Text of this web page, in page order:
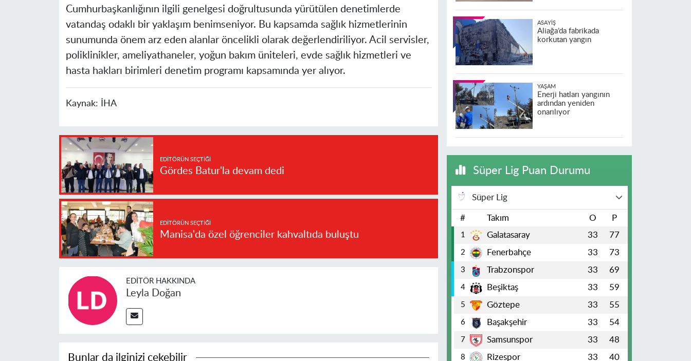
Cumhurbaşkanlığının ilgili genelgesi doğrultusunda yürütülen denetimlerde
vatandaş odaklı bir yaklaşım benimseniyor. Bu kapsamda sağlık hizmetlerinin
sunumunda önem arz eden alanlar öncelikli olarak değerlendiriliyor. Acil servisler,
poliklinikler, ameliyathaneler, yoğun bakım üniteleri, evde sağlık hizmetleri ve
hasta hakları birimleri denetim programı kapsamında yer alıyor.
Kaynak: İHA
EDITÖRÜN SEÇTIĞI
Gördes Batur'la devam dedi
EDITÖRÜN SEÇTIĞI
Manisa'da özel öğrenciler kahvaltıda buluştu
EDITÖR HAKKINDA
Leyla Doğan
Bunlar da ilginizi çekebilir
ASAYIŞ
Aliağa’da fabrikada
korkutan yangın
YAŞAM
Enerji hatları yangının
ardından yeniden
onarılıyor
Süper Lig Puan Durumu
Süper Lig
# Takım O P
1 Galatasaray 33 77
2 Fenerbahçe 33 73
3 Trabzonspor 33 69
4 Beşiktaş 33 59
5 Göztepe 33 55
6 Başakşehir 33 54
7 Samsunspor 33 48
8 Rizespor 33 40